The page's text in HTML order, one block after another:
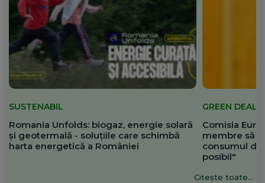
SUSTENABIL
Romania Unfolds: biogaz, energie solară
și geotermală - soluțiile care schimbă
harta energetică a României
GREEN DEAL
Comisia
membre să
consumul de
posibil"
Citește toate...